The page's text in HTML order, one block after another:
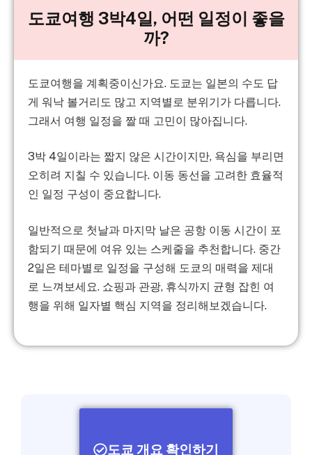
도쿄여행 3박4일, 어떤 일정이 좋을
까?
도쿄여행을 계획중이신가요. 도쿄는 일본의 수도 답
게 워낙 볼거리도 많고 지역별로 분위기가 다릅니다.
그래서 여행 일정을 짤 때 고민이 많아집니다.
3박 4일이라는 짧지 않은 시간이지만, 욕심을 부리면
오히려 지칠 수 있습니다. 이동 동선을 고려한 효율적
인 일정 구성이 중요합니다.
일반적으로 첫날과 마지막 날은 공항 이동 시간이 포
함되기 때문에 여유 있는 스케줄을 추천합니다. 중간
2일은 테마별로 일정을 구성해 도쿄의 매력을 제대
로 느껴보세요. 쇼핑과 관광, 휴식까지 균형 잡힌 여
행을 위해 일자별 핵심 지역을 정리해보겠습니다.
도쿄 개요 확인하기